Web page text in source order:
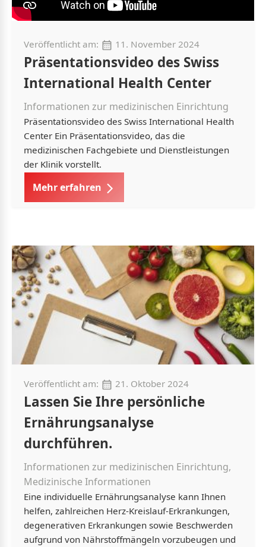
Veröffentlicht am: 11. November 2024
Präsentationsvideo des Swiss
International Health Center
Informationen zur medizinischen Einrichtung
Präsentationsvideo des Swiss International Health
Center Ein Präsentationsvideo, das die
medizinischen Fachgebiete und Dienstleistungen
der Klinik vorstellt.
Mehr erfahren
Veröffentlicht am: 21. Oktober 2024
Lassen Sie Ihre persönliche
Ernährungsanalyse
durchführen.
Informationen zur medizinischen Einrichtung,
Medizinische Informationen
Eine individuelle Ernährungsanalyse kann Ihnen
helfen, zahlreichen Herz-Kreislauf-Erkrankungen,
degenerativen Erkrankungen sowie Beschwerden
aufgrund von Nährstoffmängeln vorzubeugen und